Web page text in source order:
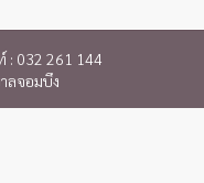
: 032 261 144
ลจอมบึง